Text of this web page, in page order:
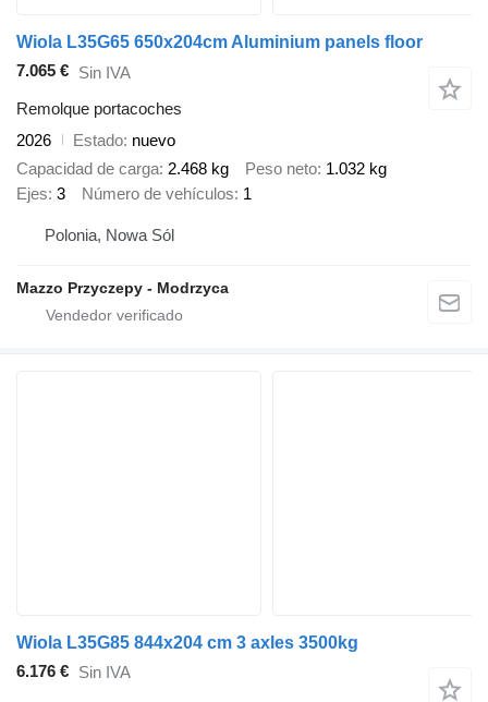
Wiola L35G65 650x204cm Aluminium panels floor
7.065 € Sin IVA
Remolque portacoches
2026
Estado nuevo
Capacidad de carga 2.468 kg Peso neto 1.032 kg
Ejes 3 Número de vehículos 1
Polonia, Nowa Sól
Mazzo Przyczepy - Modrzyca
Wiola L35G85 844x204 cm 3 axles 3500kg
6.176 € Sin IVA